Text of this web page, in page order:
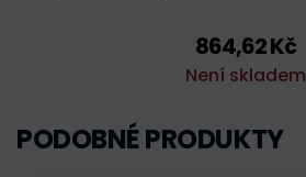
864,62 Kč
Není skladem
PODOBNÉ PRODUKTY